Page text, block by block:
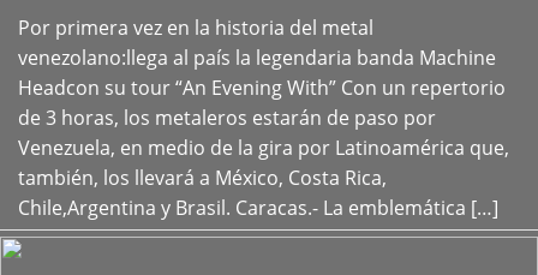
Por primera vez en la historia del metal
venezolano:llega al país la legendaria banda Machine
Headcon su tour “An Evening With” Con un repertorio
de 3 horas, los metaleros estarán de paso por
Venezuela, en medio de la gira por Latinoamérica que,
también, los llevará a México, Costa Rica,
Chile,Argentina y Brasil. Caracas.- La emblemática […]
+